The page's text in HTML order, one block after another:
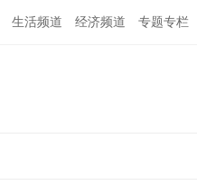
生活频道 经济频道 专题专栏